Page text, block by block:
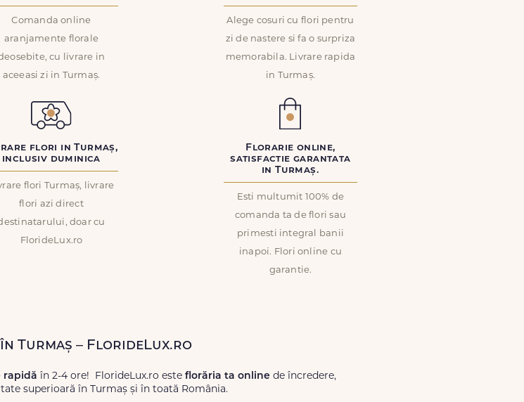
Comanda online
aranjamente florale
cu livrare in
aceeasi zi in Turmaș.
Alege cosuri cu flori pentru
zi de nastere si fa o surpriza
memorabila. Livrare rapida
in Turmaș.
flori in Turmaș,
inclusiv duminica
flori Turmaș, livrare
flori azi direct
doar cu
FlorideLux.ro
Florarie online,
satisfactie garantata
in Turmaș.
Esti multumit 100% de
comanda ta de flori sau
primesti integral banii
inapoi. Flori online cu
garantie.
Turmaș – FlorideLux.ro
rapidă în 2-4 ore! FlorideLux.ro este florăria ta online de încredere,
superioară în Turmaș și în toată România.